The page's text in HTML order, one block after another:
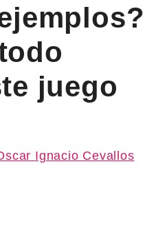
juego
Ignacio Cevallos